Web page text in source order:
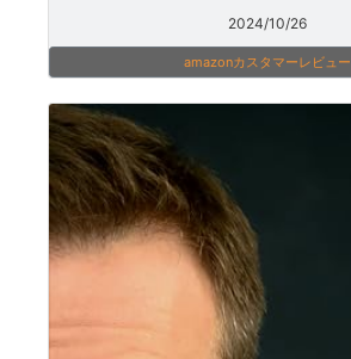
2024/10/26
amazonカスタマーレビュー